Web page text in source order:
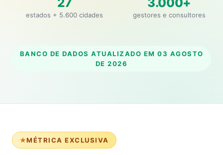
estados + 5.600 cidades gestores e consultores
BANCO DE DADOS ATUALIZADO EM 03 AGOSTO
DE 2026
MÉTRICA EXCLUSIVA